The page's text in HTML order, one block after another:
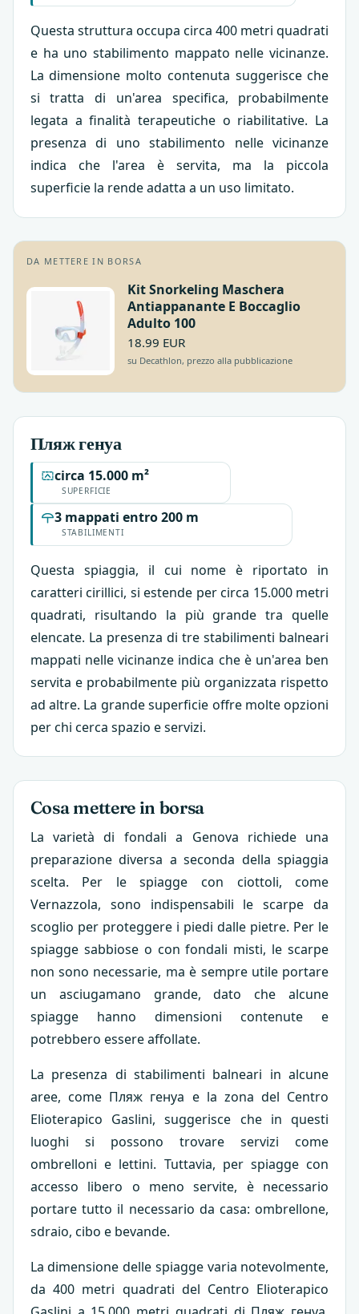
Questa struttura occupa circa 400 metri quadrati
e ha uno stabilimento mappato nelle vicinanze.
La dimensione molto contenuta suggerisce che
si tratta di un'area specifica, probabilmente
legata a finalità terapeutiche o riabilitative. La
presenza di uno stabilimento nelle vicinanze
indica che l'area è servita, ma la piccola
superficie la rende adatta a un uso limitato.
DA METTERE IN BORSA
Kit Snorkeling Maschera
Antiappanante E Boccaglio
Adulto 100
18.99 EUR
su Decathlon, prezzo alla pubblicazione
Пляж генуа
SUPERFICIE
circa 15.000 m²
STABILIMENTI
3 mappati entro 200 m
Questa spiaggia, il cui nome è riportato in
caratteri cirillici, si estende per circa 15.000 metri
quadrati, risultando la più grande tra quelle
elencate. La presenza di tre stabilimenti balneari
mappati nelle vicinanze indica che è un'area ben
servita e probabilmente più organizzata rispetto
ad altre. La grande superficie offre molte opzioni
per chi cerca spazio e servizi.
Cosa mettere in borsa
La varietà di fondali a Genova richiede una
preparazione diversa a seconda della spiaggia
scelta. Per le spiagge con ciottoli, come
Vernazzola, sono indispensabili le scarpe da
scoglio per proteggere i piedi dalle pietre. Per le
spiagge sabbiose o con fondali misti, le scarpe
non sono necessarie, ma è sempre utile portare
un asciugamano grande, dato che alcune
spiagge hanno dimensioni contenute e
potrebbero essere affollate.
La presenza di stabilimenti balneari in alcune
aree, come Пляж генуа e la zona del Centro
Elioterapico Gaslini, suggerisce che in questi
luoghi si possono trovare servizi come
ombrelloni e lettini. Tuttavia, per spiagge con
accesso libero o meno servite, è necessario
portare tutto il necessario da casa: ombrellone,
sdraio, cibo e bevande.
La dimensione delle spiagge varia notevolmente,
da 400 metri quadrati del Centro Elioterapico